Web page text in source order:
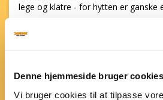
Denne hjemmeside bruger cookies
Vi bruger cookies til at tilpasse
lege og klatre - for hytten er ganske